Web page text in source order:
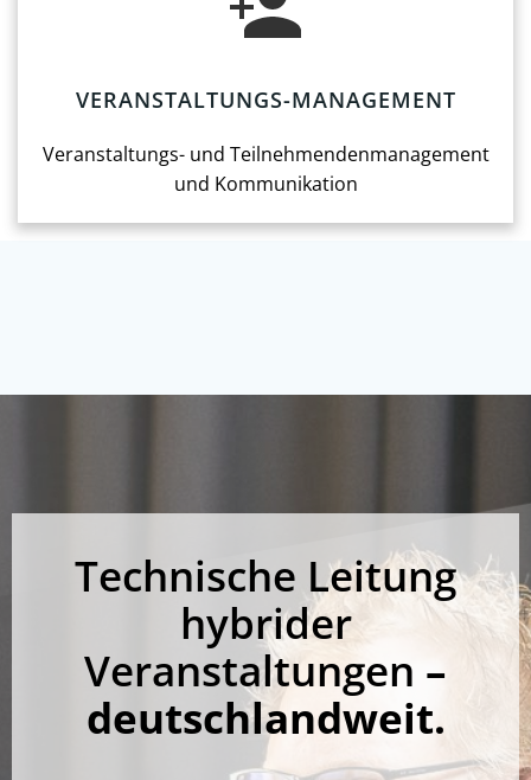
VERANSTALTUNGS-MANAGEMENT
Veranstaltungs- und Teilnehmendenmanagement
und Kommunikation
Technische Leitung
hybrider
Veranstaltungen –
deutschlandweit.